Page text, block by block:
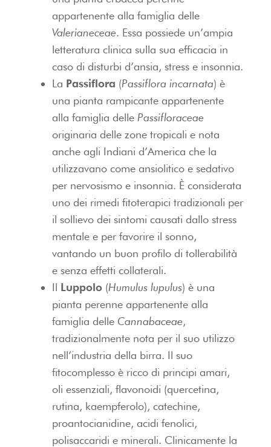
appartenente alla famiglia delle
Valerianeceae. Essa possiede un’ampia
letteratura clinica sulla sua efficacia in
caso di disturbi d’ansia, stress e insonnia.
La Passiflora (Passiflora incarnata) è
una pianta rampicante appartenente
alla famiglia delle Passifloraceae
originaria delle zone tropicali e nota
anche agli Indiani d’America che la
utilizzavano come ansiolitico e sedativo
per nervosismo e insonnia. È considerata
uno dei rimedi fitoterapici tradizionali per
il sollievo dei sintomi causati dallo stress
mentale e per favorire il sonno,
vantando un buon profilo di tollerabilità
e senza effetti collaterali.
Il Luppolo(Humulus lupulus) è una
pianta perenne appartenente alla
famiglia delle Cannabaceae,
tradizionalmente nota per il suo utilizzo
nell’industria della birra. Il suo
fitocomplesso è ricco di principi amari,
oli essenziali, flavonoidi (quercetina,
rutina, kaempferolo), catechine,
proantocianidine, acidi fenolici,
polisaccaridi e minerali. Clinicamente la